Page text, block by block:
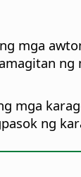
mga
mga
ng